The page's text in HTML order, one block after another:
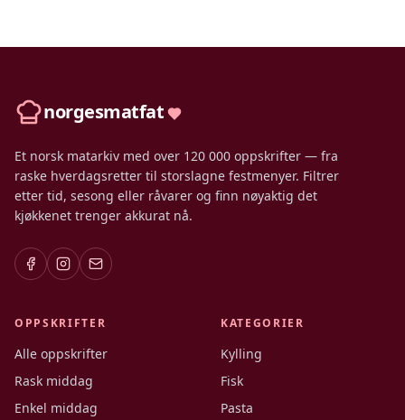
norgesmatfat
Et norsk matarkiv med over 120 000 oppskrifter — fra
raske hverdagsretter til storslagne festmenyer. Filtrer
etter tid, sesong eller råvarer og finn nøyaktig det
kjøkkenet trenger akkurat nå.
OPPSKRIFTER
Alle oppskrifter
Rask middag
Enkel middag
KATEGORIER
Kylling
Fisk
Pasta